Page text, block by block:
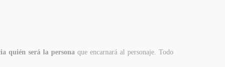
quién será la personaque encarnará al personaje. Todo